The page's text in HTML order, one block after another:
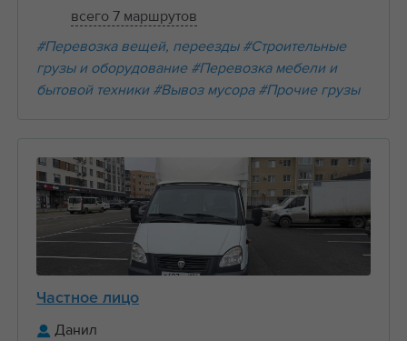
всего 7 маршрутов
#Перевозка вещей, переезды #Строительные
грузы и оборудование #Перевозка мебели и
бытовой техники #Вывоз мусора #Прочие грузы
Частное лицо
Данил